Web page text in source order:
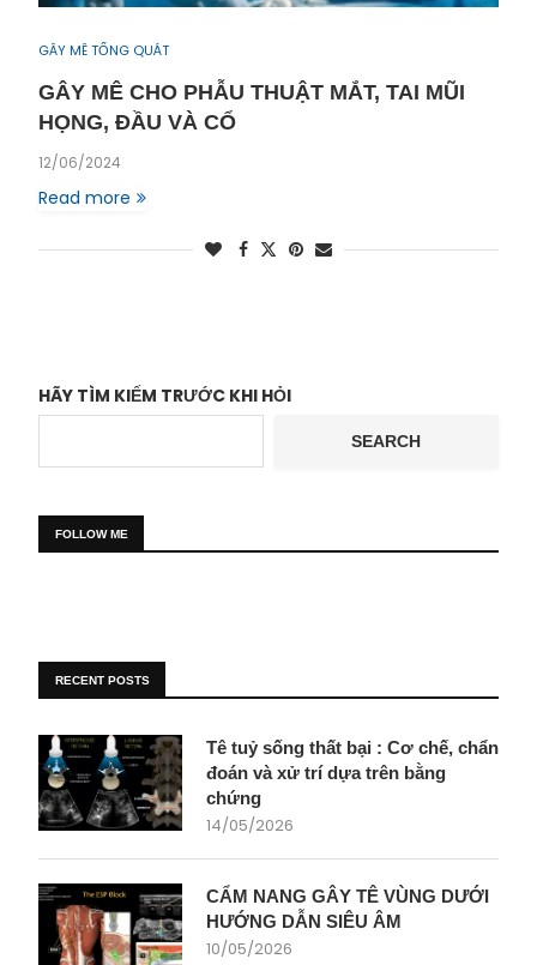
GÂY MÊ TỔNG QUÁT
GÂY MÊ CHO PHẪU THUẬT MẮT, TAI MŨI
HỌNG, ĐẦU VÀ CỔ
12/06/2024
Read more
HÃY TÌM KIẾM TRƯỚC KHI HỎI
SEARCH
FOLLOW ME
RECENT POSTS
Tê tuỷ sống thất bại : Cơ chế, chẩn
đoán và xử trí dựa trên bằng
chứng
14/05/2026
CẨM NANG GÂY TÊ VÙNG DƯỚI
HƯỚNG DẪN SIÊU ÂM
10/05/2026